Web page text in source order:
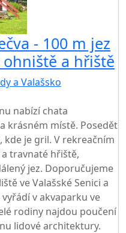
- 100 m jez
a hřiště
a Valašsko
nabízí chata
krásném místě. Posedět
kde je gril. V rekreačním
travnaté hřiště,
jez. Doporučujeme
ve Valašské Senici a
v akvaparku ve
rodiny najdou poučení
lidové architektury.